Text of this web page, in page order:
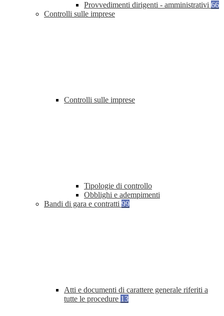
Provvedimenti dirigenti - amministrativi 66
Controlli sulle imprese
Controlli sulle imprese
Tipologie di controllo
Obblighi e adempimenti
Bandi di gara e contratti 99
Atti e documenti di carattere generale riferiti a
tutte le procedure 13